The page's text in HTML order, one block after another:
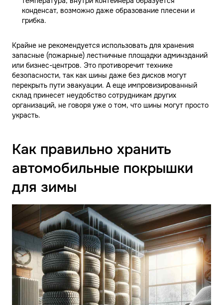
конденсат, возможно даже образование плесени и
грибка.
Крайне не рекомендуется использовать для хранения
запасные (пожарные) лестничные площадки админзданий
или бизнес-центров. Это противоречит технике
безопасности, так как шины даже без дисков могут
перекрыть пути эвакуации. А еще импровизированный
склад принесет неудобство сотрудникам других
организаций, не говоря уже о том, что шины могут просто
украсть.
Как правильно хранить
автомобильные покрышки
для зимы